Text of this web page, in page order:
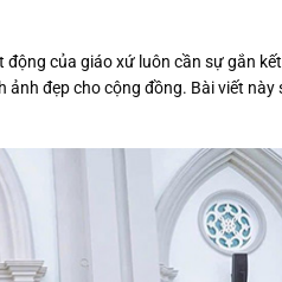
động của giáo xứ luôn cần sự gắn
đẹp cho cộng đồng. Bài viết này